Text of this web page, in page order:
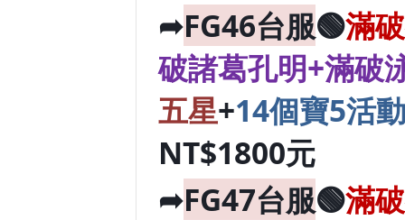
➦FG46台服🟢滿
破諸葛孔明+滿破
五星+14個寶5活
NT$1800元
➦FG47台服🟢滿